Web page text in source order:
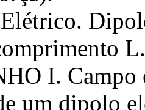
L.
I. Campo
dipolo